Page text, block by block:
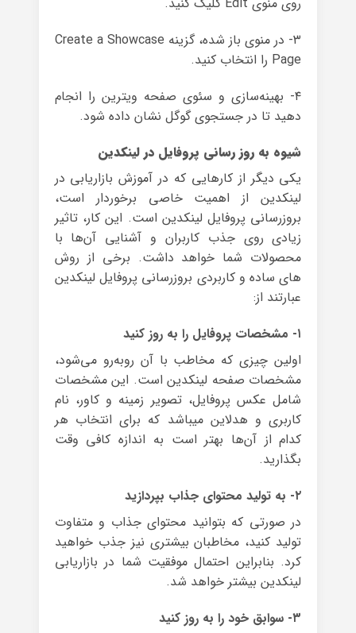
۳- در منوی باز شده، گزینه‌ Create a Showcase
Page را انتخاب کنید.
۴- بهینه‌سازی و سئوی صفحه ویترین را انجام
دهید تا در جستجوی گوگل نشان داده شود.
شیوه به روز رسانی پروفایل در لینکدین
یکی دیگر از کارهایی که در آموزش بازاریابی در
لینکدین از اهمیت خاصی برخوردار است،
بروزرسانی پروفایل لینکدین است. این کار، تاثیر
زیادی روی جذب کاربران و آشنایی آن‌ها با
محصولات شما خواهد داشت. برخی از روش
های ساده و کاربردی بروزرسانی پروفایل لینکدین
عبارتند از:
۱- مشخصات پروفایل را به روز کنید
اولین چیزی که مخاطب با آن روبه‌رو می‌شود،
مشخصات صفحه لینکدین است. این مشخصات
شامل عکس پروفایل، تصویر زمینه و کاور، نام
کاربری و هدلاین می‎باشد که برای انتخاب هر
کدام از آن‌ها بهتر است به اندازه کافی وقت
بگذارید.
۲- به تولید محتوای جذاب بپردازید
در صورتی که بتوانید محتوای جذاب و متفاوت
تولید کنید، مخاطبان بیشتری نیز جذب خواهید
کرد. بنابراین احتمال موفقیت شما در بازاریابی
لینکدین بیشتر خواهد شد.
۳- سوابق خود را به روز کنید